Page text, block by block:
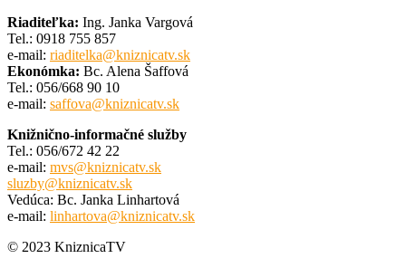
Riaditeľka: Ing. Janka Vargová
Tel.: 0918 755 857
e-mail: riaditelka@kniznicatv.sk
Ekonómka: Bc. Alena Šaffová
Tel.: 056/668 90 10
e-mail: saffova@kniznicatv.sk
Knižnično-informačné služby
Tel.: 056/672 42 22
e-mail: mvs@kniznicatv.sk
sluzby@kniznicatv.sk
Vedúca: Bc. Janka Linhartová
e-mail: linhartova@kniznicatv.sk
© 2023 KniznicaTV